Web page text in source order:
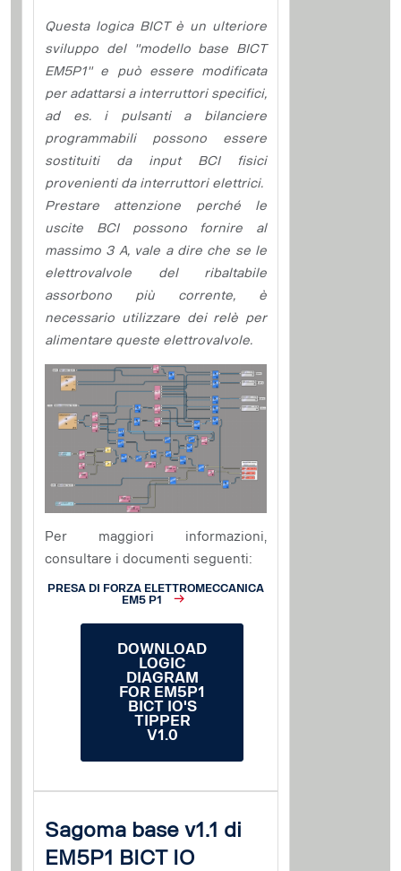
Questa logica BICT è un ulteriore
sviluppo del "modello base BICT
EM5P1" e può essere modificata
per adattarsi a interruttori specifici,
ad es. i pulsanti a bilanciere
programmabili possono essere
sostituiti da input BCI fisici
provenienti da interruttori elettrici.
Prestare attenzione perché le
uscite BCI possono fornire al
massimo 3 A, vale a dire che se le
elettrovalvole del ribaltabile
assorbono più corrente, è
necessario utilizzare dei relè per
alimentare queste elettrovalvole.
Per maggiori informazioni,
consultare i documenti seguenti:
PRESA DI FORZA ELETTROMECCANICA
EM5 P1
DOWNLOAD
LOGIC
DIAGRAM
FOR EM5P1
BICT IO'S
TIPPER
V1.0
Sagoma base v1.1 di
EM5P1 BICT IO